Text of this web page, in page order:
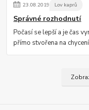
23.08.2019 Lov kaprů
Správné rozhodnutí
Počasí se lepší a je čas
přímo stvořena na